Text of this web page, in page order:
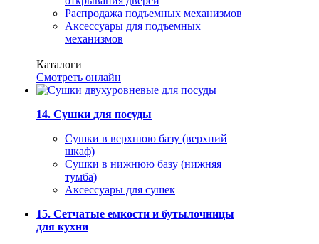
Распродажа подъемных механизмов
Аксессуары для подъемных
механизмов
Каталоги
Смотреть онлайн
14. Сушки для посуды
Сушки в верхнюю базу (верхний
шкаф)
Сушки в нижнюю базу (нижняя
тумба)
Аксессуары для сушек
15. Сетчатые емкости и бутылочницы
для кухни